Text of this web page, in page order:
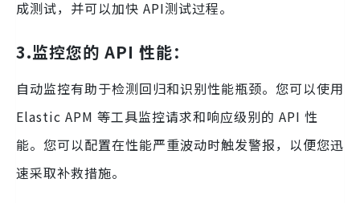
成测试，并可以加快 API测试过程。
3.监控您的 API 性能：
自动监控有助于检测回归和识别性能瓶颈。您可以使用
Elastic APM 等工具监控请求和响应级别的 API 性
能。您可以配置在性能严重波动时触发警报，以便您迅
速采取补救措施。